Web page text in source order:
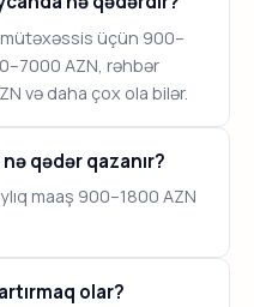
mütəxəssis üçün 900–
AZN, rəhbər
və daha çox ola bilər.
qədər qazanır?
maaş 900–1800 AZN
olar?